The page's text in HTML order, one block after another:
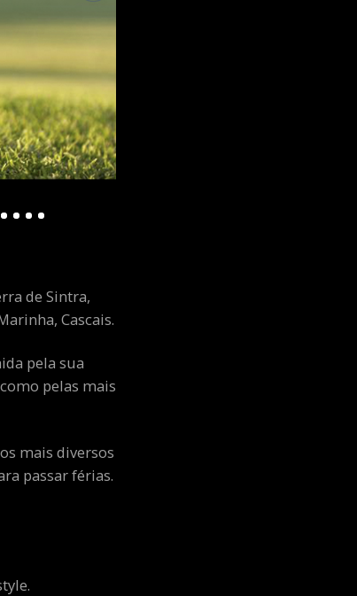
de Sintra,
Cascais.
pela sua
pelas mais
mais diversos
passar férias.